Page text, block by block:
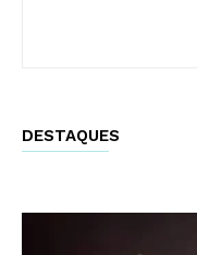
DESTAQUES